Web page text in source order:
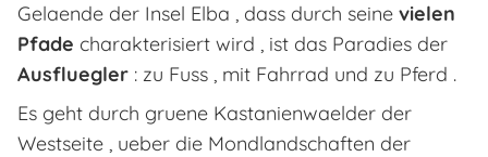
Gelaende der Insel Elba , dass durch seine vielen
Pfade charakterisiert wird , ist das Paradies der
Ausfluegler : zu Fuss , mit Fahrrad und zu Pferd .
Es geht durch gruene Kastanienwaelder der
Westseite , ueber die Mondlandschaften der